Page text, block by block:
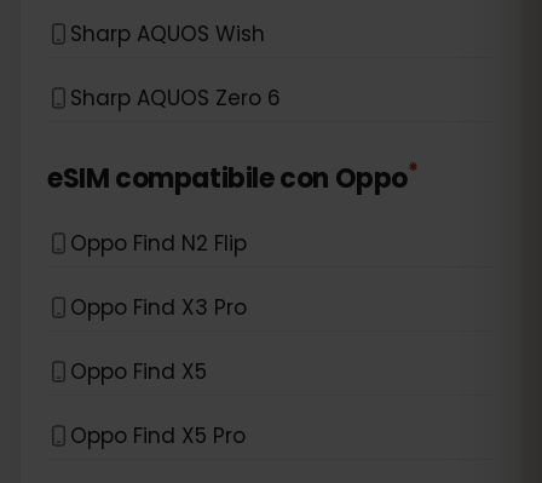
Sharp AQUOS Wish
Sharp AQUOS Zero 6
eSIM compatibile con Oppo*
Oppo Find N2 Flip
Oppo Find X3 Pro
Oppo Find X5
Oppo Find X5 Pro